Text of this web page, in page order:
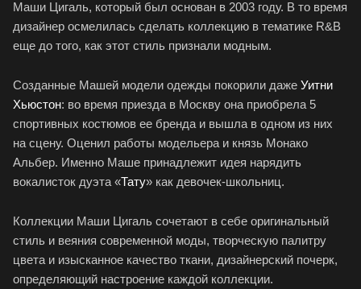
Маши Цигаль, который был основан в 2003 году. В то время
дизайнер осмелилась сделать коллекцию в тематике R&B
еще до того, как этот стиль признали модным.
Созданные Машей модели одежды покорили даже Уитни
Хьюстон: во время приезда в Москву она приобрела 5
спортивных костюмов ее бренда и вышла в одном из них
на сцену. Оценил работы модельера и князь Монако
Альбер. Именно Маше принадлежит идея нарядить
вокалисток дуэта «Тату» как девочек-школьниц.
Коллекции Маши Цигаль сочетают в себе оригинальный
стиль и веяния современной моды, творческую палитру
цвета и изысканное качество ткани, дизайнерский почерк,
определяющий настроение каждой коллекции.